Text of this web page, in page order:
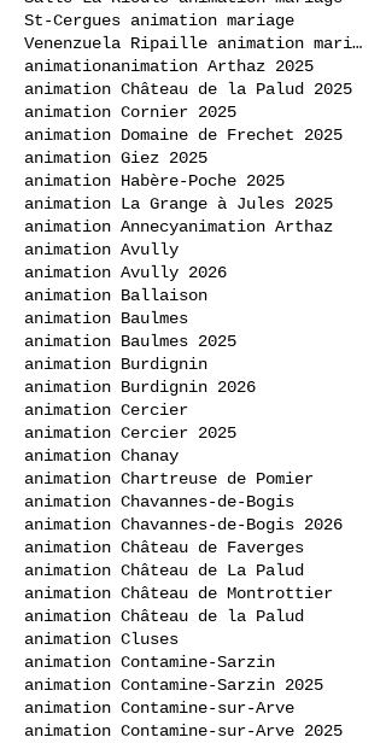
St-Cergues animation mariage
Venenzuela Ripaille animation mariage
animationanimation Arthaz 2025
animation Château de la Palud 2025
animation Cornier 2025
animation Domaine de Frechet 2025
animation Giez 2025
animation Habère-Poche 2025
animation La Grange à Jules 2025
animation Annecyanimation Arthaz
animation Avully
animation Avully 2026
animation Ballaison
animation Baulmes
animation Baulmes 2025
animation Burdignin
animation Burdignin 2026
animation Cercier
animation Cercier 2025
animation Chanay
animation Chartreuse de Pomier
animation Chavannes-de-Bogis
animation Chavannes-de-Bogis 2026
animation Château de Faverges
animation Château de La Palud
animation Château de Montrottier
animation Château de la Palud
animation Cluses
animation Contamine-Sarzin
animation Contamine-Sarzin 2025
animation Contamine-sur-Arve
animation Contamine-sur-Arve 2025